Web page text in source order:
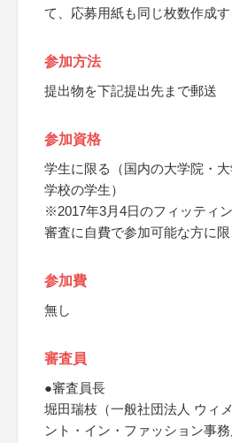
て、応募用紙も同じ枚数作成す
参加方法
提出物を下記提出先まで郵送
参加資格
学生に限る（国内の大学院・
学校の学生）
※2017年3月4日のフィッティ
審査に自費で参加可能な方に限
参加費
無し
審査員
●審査員長
堀田瑞枝（一般社団法人 ウィ
ント・イン・ファッション事